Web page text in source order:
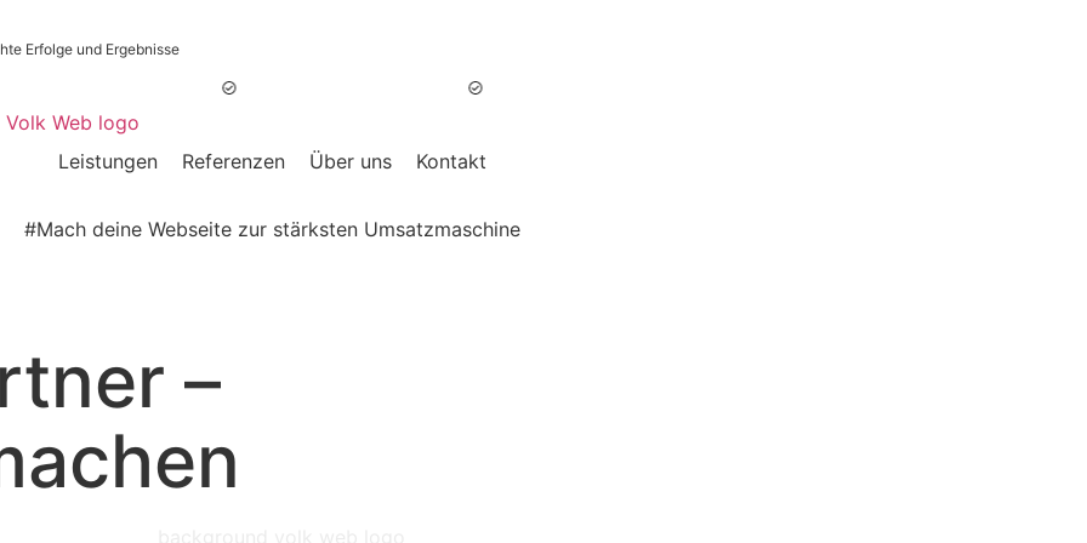
Erfolge und Ergebnisse
auf Google & KI Webseiten, die verkaufen Echte Erfolge und Ergebnisse
Leistungen Referenzen Über uns
Kontakt
#Mach deine Webseite zur stärksten Umsatzmaschine
–